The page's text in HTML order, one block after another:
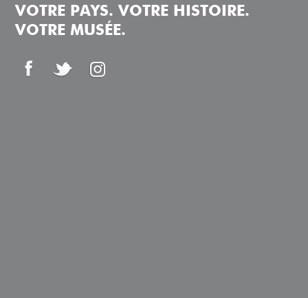
VOTRE PAYS. VOTRE HISTOIRE.
VOTRE MUSÉE.